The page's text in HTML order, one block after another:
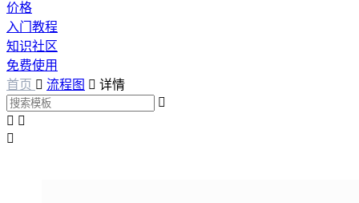
价格
入门教程
知识社区
免费使用
首页  流程图  详情

 
